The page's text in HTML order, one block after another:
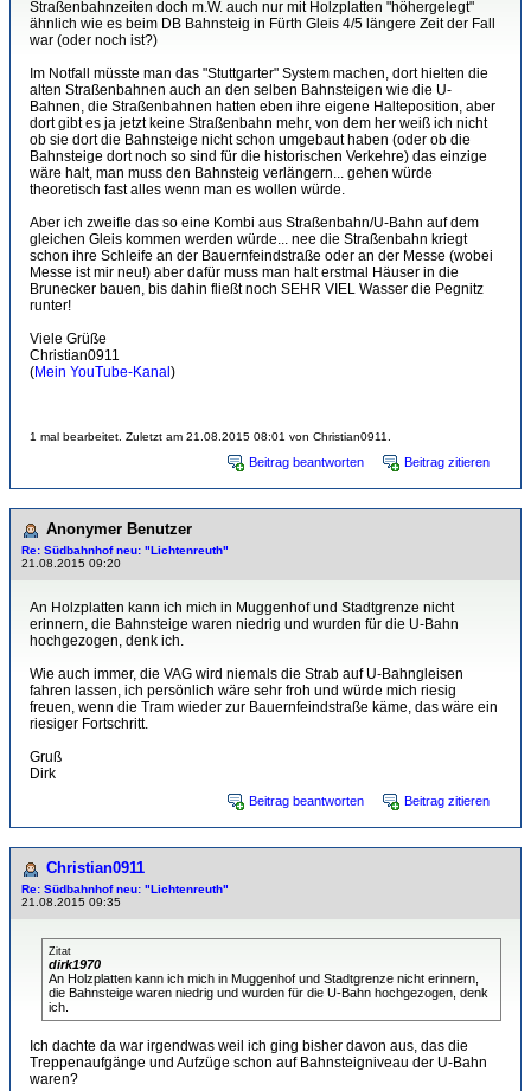
Straßenbahnzeiten doch m.W. auch nur mit Holzplatten "höhergelegt"
ähnlich wie es beim DB Bahnsteig in Fürth Gleis 4/5 längere Zeit der Fall
war (oder noch ist?)
Im Notfall müsste man das "Stuttgarter" System machen, dort hielten die
alten Straßenbahnen auch an den selben Bahnsteigen wie die U-
Bahnen, die Straßenbahnen hatten eben ihre eigene Halteposition, aber
dort gibt es ja jetzt keine Straßenbahn mehr, von dem her weiß ich nicht
ob sie dort die Bahnsteige nicht schon umgebaut haben (oder ob die
Bahnsteige dort noch so sind für die historischen Verkehre) das einzige
wäre halt, man muss den Bahnsteig verlängern... gehen würde
theoretisch fast alles wenn man es wollen würde.
Aber ich zweifle das so eine Kombi aus Straßenbahn/U-Bahn auf dem
gleichen Gleis kommen werden würde... nee die Straßenbahn kriegt
schon ihre Schleife an der Bauernfeindstraße oder an der Messe (wobei
Messe ist mir neu!) aber dafür muss man halt erstmal Häuser in die
Brunecker bauen, bis dahin fließt noch SEHR VIEL Wasser die Pegnitz
runter!
Viele Grüße
Christian0911
(Mein YouTube-Kanal )
1 mal bearbeitet. Zuletzt am 21.08.2015 08:01 von Christian0911.
Beitrag beantworten Beitrag zitieren
Anonymer Benutzer
Re: Südbahnhof neu: "Lichtenreuth"
21.08.2015 09:20
An Holzplatten kann ich mich in Muggenhof und Stadtgrenze nicht
erinnern, die Bahnsteige waren niedrig und wurden für die U-Bahn
hochgezogen, denk ich.
Wie auch immer, die VAG wird niemals die Strab auf U-Bahngleisen
fahren lassen, ich persönlich wäre sehr froh und würde mich riesig
freuen, wenn die Tram wieder zur Bauernfeindstraße käme, das wäre ein
riesiger Fortschritt.
Gruß
Dirk
Beitrag beantworten Beitrag zitieren
Christian0911
Re: Südbahnhof neu: "Lichtenreuth"
21.08.2015 09:35
Zitat
dirk1970
An Holzplatten kann ich mich in Muggenhof und Stadtgrenze nicht erinnern,
die Bahnsteige waren niedrig und wurden für die U-Bahn hochgezogen, denk
ich.
Ich dachte da war irgendwas weil ich ging bisher davon aus, das die
Treppenaufgänge und Aufzüge schon auf Bahnsteigniveau der U-Bahn
waren?